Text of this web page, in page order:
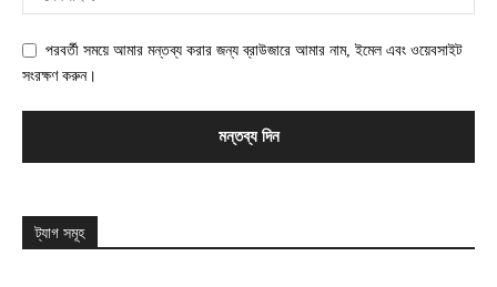
পরবর্তী সময়ে আমার মন্তব্য করার জন্য ব্রাউজারে আমার নাম, ইমেল এবং ওয়েবসাইট
সংরক্ষণ করুন।
ট্যাগ সমূহ